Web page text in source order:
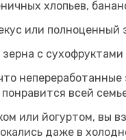
хлопьев,
или полноценный
с
всей
или йогуртом, вы
даже в